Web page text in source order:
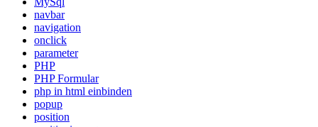
navbar
navigation
onclick
parameter
PHP
PHP Formular
php in html einbinden
popup
position